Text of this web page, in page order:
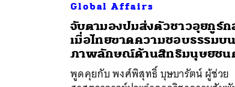
Global Affairs
จับตามองปมส่งตัวชาวอุยกูร์
เมื่อไทยขาดความชอบธรรมบ
ภาพลักษณ์ด้านสิทธิมนุษยชน
พูดคุยกับ พงศ์พิสุทธิ์ บุษบารัตน์ ผู้ช่วย